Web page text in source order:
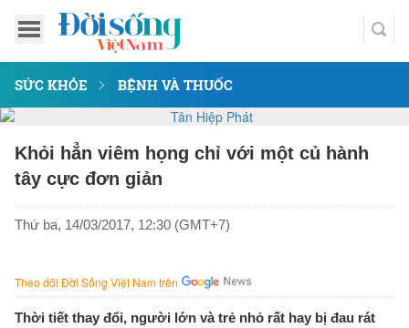
SỨC KHỎE BỆNH VÀ THUỐC
Khỏi hẳn viêm họng chỉ với một củ hành
tây cực đơn giản
Thứ ba, 14/03/2017, 12:30 (GMT+7)
Theo dõi Đời Sống Việt Nam trên
Thời tiết thay đổi, người lớn và trẻ nhỏ rất hay bị đau rát